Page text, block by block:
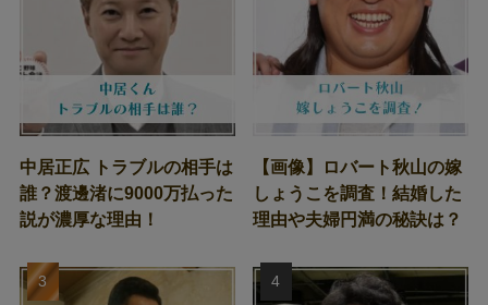
中居正広 トラブルの相手は
誰？渡邊渚に9000万払った
説が濃厚な理由！
【画像】ロバート秋山の嫁
しょうこを調査！結婚した
理由や夫婦円満の秘訣は？